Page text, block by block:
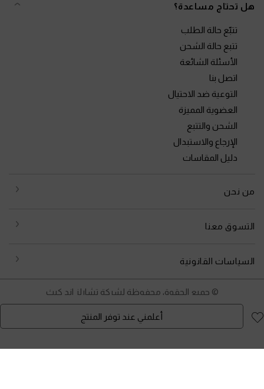
أعلمني عند توفر المنتج
هل تحتاج مساعدة؟
تتبّع حالة الطلب
تتبع حالة الشحن
الأسئلة الشائعة
اتصل بنا
التوعية ضد الاحتيال
العضوية المميزة
الشحن والتتبع
الإرجاع والاستبدال
دليل المقاسات
من نحن
التسوق معنا
السياسات القانونية
© جميع الحقوق محفوظة لشركة تشارلز اند كيث